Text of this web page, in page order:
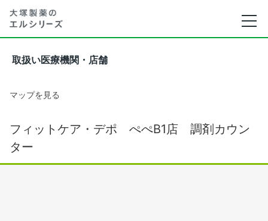
取扱い医療機関・店舗
マップを見る
フィットケア・デポ ぺぺB1店 調剤カウン
ター